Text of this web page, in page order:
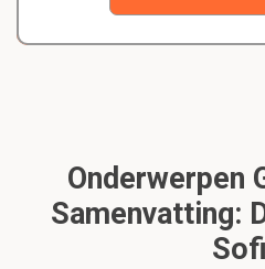
Onderwerpen
Samenvatting: